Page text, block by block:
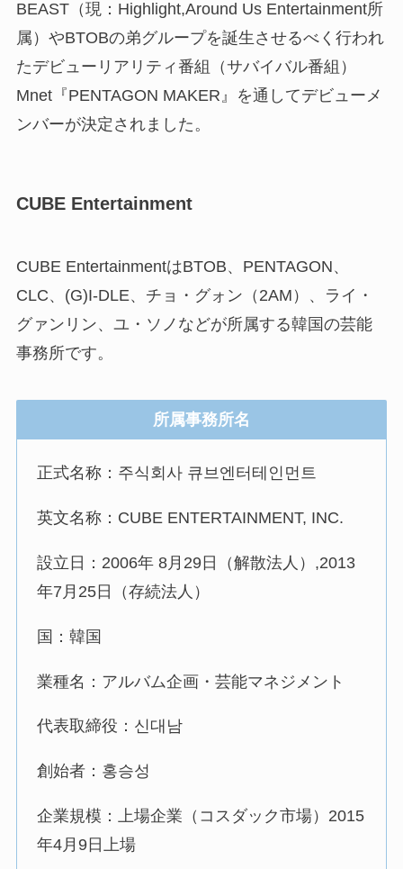
BEAST（現：Highlight,Around Us Entertainment所
属）やBTOBの弟グループを誕生させるべく行われ
たデビューリアリティ番組（サバイバル番組）
Mnet『PENTAGON MAKER』を通してデビューメ
ンバーが決定されました。
CUBE Entertainment
CUBE EntertainmentはBTOB、PENTAGON、
CLC、(G)I-DLE、チョ・グォン（2AM）、ライ・
グァンリン、ユ・ソノなどが所属する韓国の芸能
事務所です。
所属事務所名
正式名称：주식회사 큐브엔터테인먼트
英文名称：CUBE ENTERTAINMENT, INC.
設立日：2006年 8月29日（解散法人）,2013
年7月25日（存続法人）
国：韓国
業種名：アルバム企画・芸能マネジメント
代表取締役：신대남
創始者：홍승성
企業規模：上場企業（コスダック市場）2015
年4月9日上場